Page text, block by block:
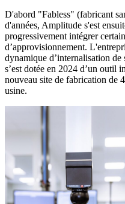
D'abord "Fabless" (fabricant
d'années, Amplitude s'est
progressivement intégrer
d’approvisionnement.
dynamique d’internalisation
s’est dotée en 2024 d’un outil
nouveau site de fabrication de
usine.